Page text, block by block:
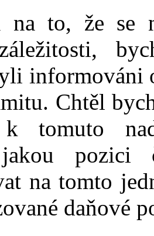
na to, že se
informováni
Chtěl
tomuto
pozici
na tomto
daňové